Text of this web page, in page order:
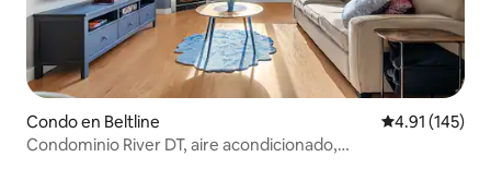
Condo en Beltline Calificación
4.91 (145)
Condominio River DT, aire acondicionado,